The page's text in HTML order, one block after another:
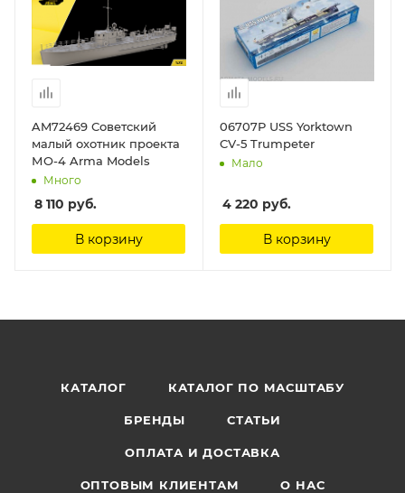
AM72469 Советский
малый охотник проекта
МО-4 Arma Models
Много
8 110 руб.
В корзину
06707P USS Yorktown
CV-5 Trumpeter
Мало
4 220 руб.
В корзину
КАТАЛОГ КАТАЛОГ ПО МАСШТАБУ
БРЕНДЫ СТАТЬИ
ОПЛАТА И ДОСТАВКА
ОПТОВЫМ КЛИЕНТАМ О НАС